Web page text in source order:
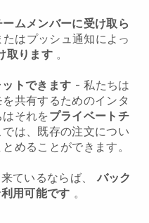
ムメンバーに受け取ら
はプッシュ通知によっ
取ります 。
トできます - 私たちは
共有するためのインタ
それを プライベートチ
は、既存の注文につい
めることができます。
ているならば、 バック
利用可能です 。